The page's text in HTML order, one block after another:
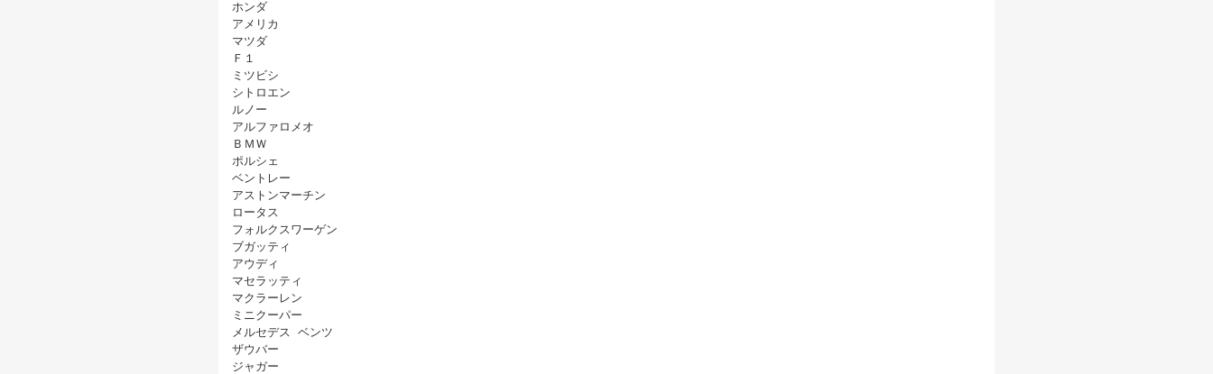
ホンダ
アメリカ
マツダ
Ｆ１
ミツビシ
シトロエン
ルノー
アルファロメオ
ＢＭＷ
ポルシェ
ベントレー
アストンマーチン
ロータス
フォルクスワーゲン
ブガッティ
アウディ
マセラッティ
マクラーレン
ミニクーパー
メルセデス ベンツ
ザウバー
ジャガー